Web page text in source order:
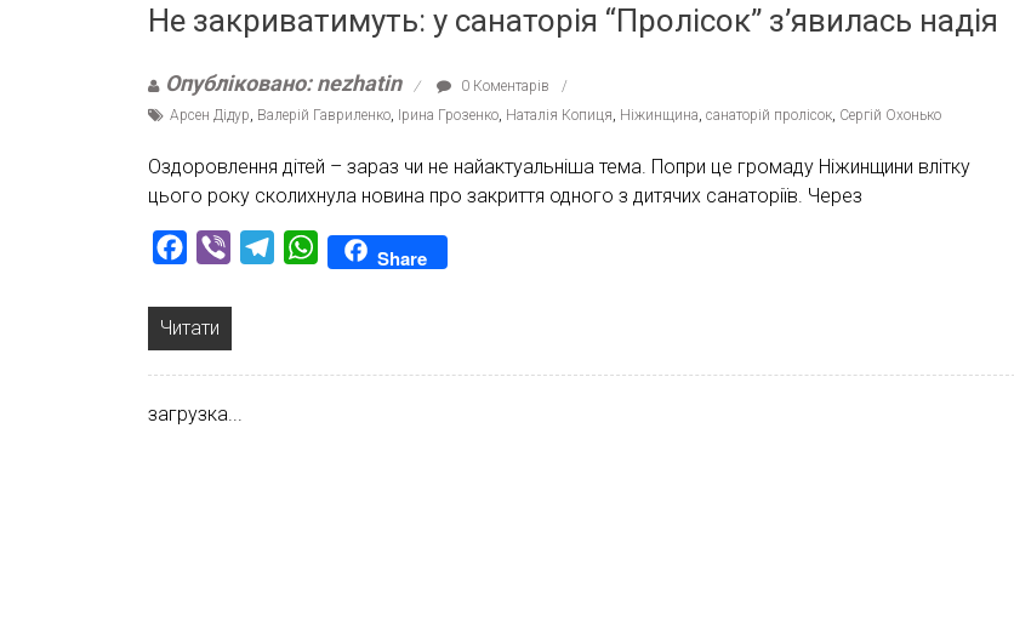
Не закриватимуть: у санаторія “Пролісок” з’явилась надія
Опубліковано: nezhatin
0 Коментарів
Арсен Дідур Валерій Гавриленко Ірина Грозенко Наталія Копиця Ніжинщина санаторій пролісок Сергій Охонько
Оздоровлення дітей – зараз чи не найактуальніша тема. Попри це громаду Ніжинщини влітку
цього року сколихнула новина про закриття одного з дитячих санаторіїв. Через
Facebook
Viber TelegramWhatsAppShare
Читати
загрузка...